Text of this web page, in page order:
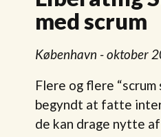
med scrum
København - oktober
Flere og flere
begyndt at fatte
de kan drage nytte